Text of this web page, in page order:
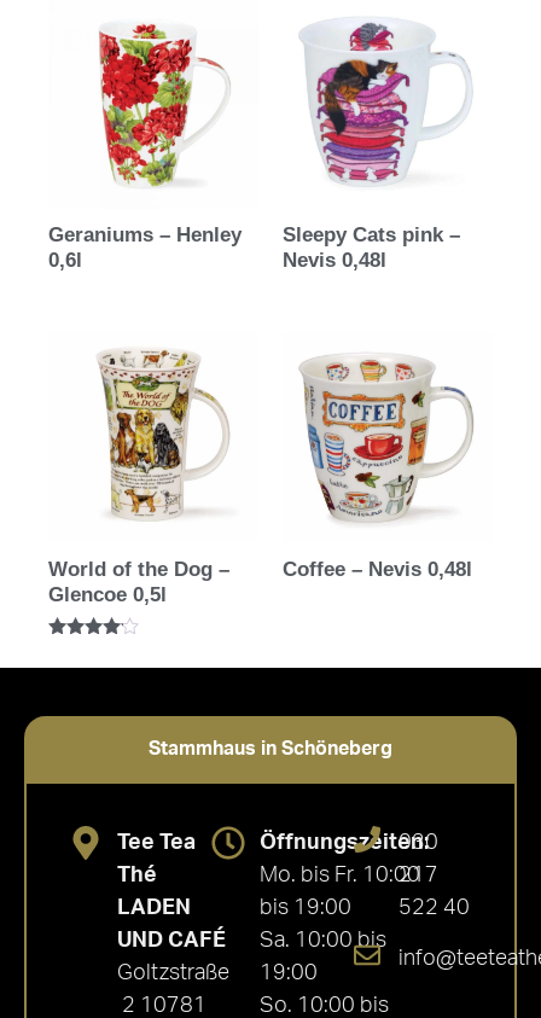
Geraniums – Henley
0,6l
Sleepy Cats pink –
Nevis 0,48l
World of the Dog –
Glencoe 0,5l
mit
Coffee – Nevis 0,48l
Stammhaus in Schöneberg
Tee Tea
Thé
LADEN
UND CAFÉ
Goltzstraße
2 10781
Öffnungszeiten:
Mo. bis Fr. 10:00
bis 19:00
Sa. 10:00 bis
19:00
So. 10:00 bis
030
217
522 40